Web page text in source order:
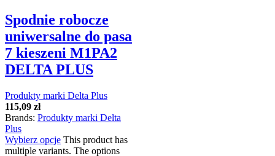
Spodnie robocze
uniwersalne do pasa
7 kieszeni M1PA2
DELTA PLUS
Produkty marki Delta Plus
115,09 zł
Brands: Produkty marki Delta
Plus
Wybierz opcje This product has
multiple variants. The options